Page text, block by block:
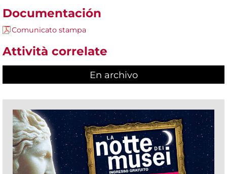
Documentación
Comunicato stampa
Attività correlate
En archivo